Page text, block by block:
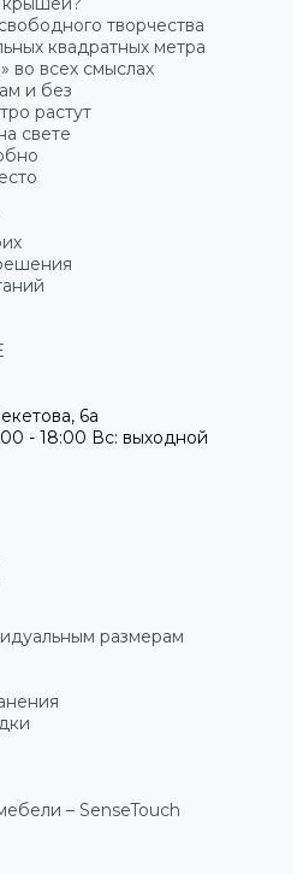
творчества
квадратных метра
во всех смыслах
и без
растут
свете
6а
- 18:00 Вс: выходной
размерам
– SenseTouch